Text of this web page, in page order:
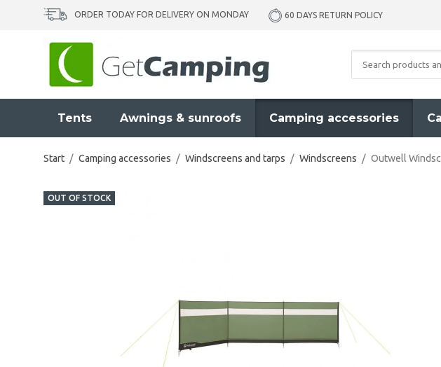
ORDER TODAY FOR DELIVERY ON MONDAY 60 DAYS RETURN POLICY
Tents Awnings & sunroofs Camping accessories
Start / Camping accessories / Windscreens and tarps / Windscreens / Outwell
OUT OF STOCK